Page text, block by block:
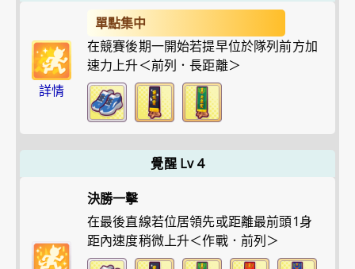
詳情
單點集中
在競賽後期一開始若提早位於隊列前方加
速力上升＜前列．長距離＞
覺醒 Lv 4
決勝一擊
在最後直線若位居領先或距離最前頭1身
距內速度稍微上升＜作戰．前列＞